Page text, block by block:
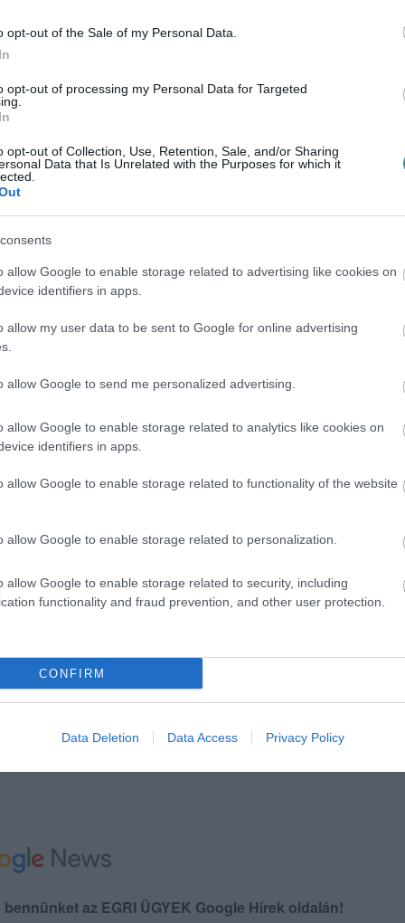
opt-out of the Sale of my Personal Data.
opt-out of processing my Personal Data for Targeted
opt-out of Collection, Use, Retention, Sale, and/or Sharing
Data that Is Unrelated with the Purposes for which it
allow Google to enable storage related to advertising like cookies on
identifiers in apps.
allow my user data to be sent to Google for online advertising
allow Google to send me personalized advertising.
allow Google to enable storage related to analytics like cookies on
identifiers in apps.
allow Google to enable storage related to functionality of the website
allow Google to enable storage related to personalization.
allow Google to enable storage related to security, including
functionality and fraud prevention, and other user protection.
CONFIRM
Data Deletion Data Access Privacy Policy
nevezett, amelyeket 2018 és 2019
az alábbi kritériumoknak kellett
felmelegedés csökkentéséhez
vízlábnyoma
megfeleltek, továbbjutottak a
díjaztak végül a Conai Packaging
a projektek oszthatták el maguk között,
hogy csomagolási rendszereiket
innovatívabb és környezetbarátabb
és az újrahasznosított alapanyagok
saját előállítási modellel is rendelkezik,
hogy termékeik gyártása és eladása
életútjából: ügyfeleik visszavihetik az
a vállalat tisztítás, szárítás és darabolás
szervezői által kitűzött
54. helyet szerezte meg. A Magnum
leginkább környezetbarát
az EGRI ÜGYEK Google Hírek oldalán!